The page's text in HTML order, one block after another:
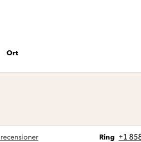
Ort
recensioner Ring
Ring +1